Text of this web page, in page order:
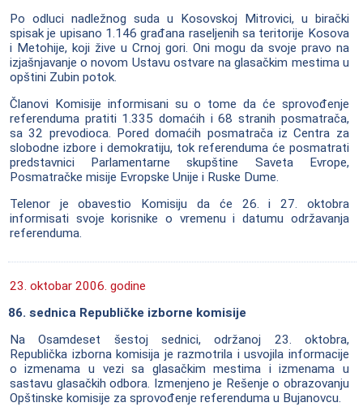
Po odluci nadležnog suda u Kosovskoj Mitrovici, u birački
spisak je upisano 1.146 građana raseljenih sa teritorije Kosova
i Metohije, koji žive u Crnoj gori. Oni mogu da svoje pravo na
izjašnjavanje o novom Ustavu ostvare na glasačkim mestima u
opštini Zubin potok.
Članovi Komisije informisani su o tome da će sprovođenje
referenduma pratiti 1.335 domaćih i 68 stranih posmatrača,
sa 32 prevodioca. Pored domaćih posmatrača iz Centra za
slobodne izbore i demokratiju, tok referenduma će posmatrati
predstavnici Parlamentarne skupštine Saveta Evrope,
Posmatračke misije Evropske Unije i Ruske Dume.
Telenor je obavestio Komisiju da će 26. i 27. oktobra
informisati svoje korisnike o vremenu i datumu održavanja
referenduma.
23. oktobar 2006. godine
86. sednica Republičke izborne komisije
Na Osamdeset šestoj sednici, održanoj 23. oktobra,
Republička izborna komisija je razmotrila i usvojila informacije
o izmenama u vezi sa glasačkim mestima i izmenama u
sastavu glasačkih odbora. Izmenjeno je Rešenje o obrazovanju
Opštinske komisije za sprovođenje referenduma u Bujanovcu.